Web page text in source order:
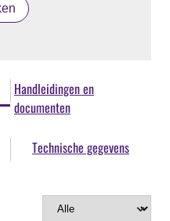
Handleidingen en
documenten
Technische gegevens